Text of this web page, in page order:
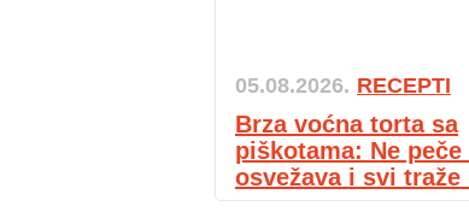
05.08.2026. RECEPTI
Brza voćna torta sa
piškotama: Ne peče
osvežava i svi traže